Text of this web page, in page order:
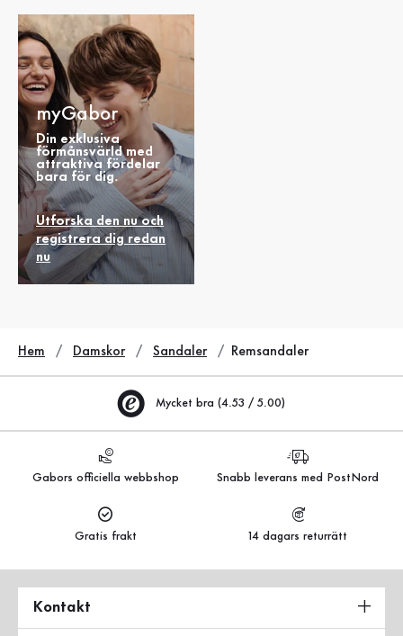
myGabor
Din exklusiva
förmånsvärld med
attraktiva fördelar
bara för dig.
Utforska den nu och
registrera dig redan
nu
Hem Damskor Sandaler Remsandaler
Mycket bra (4.53 / 5.00)
Gabors officiella webbshop Snabb leverans med PostNord
Gratis frakt 14 dagars returrätt
Kontakt